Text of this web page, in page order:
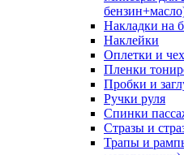
Накладки на
Наклейки
Оплетки и
Пленки
Пробки и
Ручки руля
Спинки
Стразы и
Трапы и